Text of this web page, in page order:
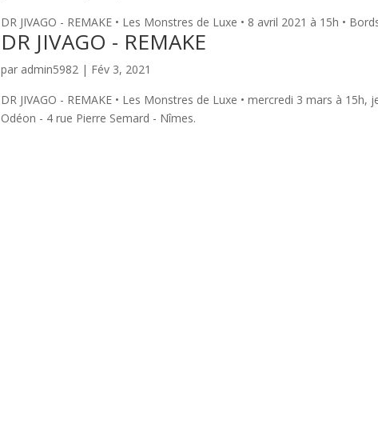
DR JIVAGO - REMAKE • Les Monstres de Luxe • 8 avril 2021 à 15h •
DR JIVAGO - REMAKE
par admin5982| Fév 3, 2021
DR JIVAGO - REMAKE • Les Monstres de Luxe • mercredi 3 mars à 15h,
Odéon - 4 rue Pierre Semard - Nîmes.